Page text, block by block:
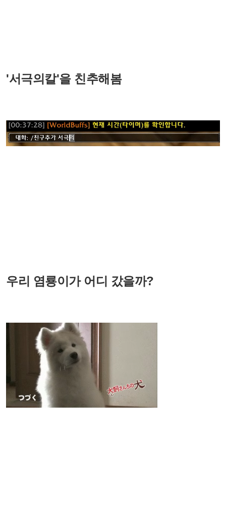
'서극의칼'을 친추해봄
우리 염룡이가 어디 갔을까?